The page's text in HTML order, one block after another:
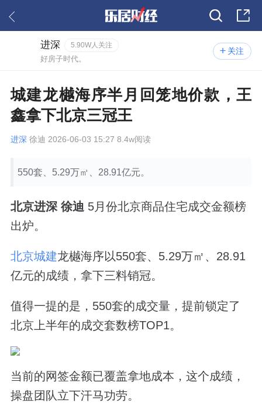
关注
进深 5.90W人关注
好房子时代。
城建龙樾海序半月回笼地价款，王
鑫拿下北京三冠王
进深 徐迪 2026-06-03 15:27 8.4w阅读
550套、5.29万㎡、28.91亿元。
北京进深 徐迪 5月份北京商品住宅成交金额榜
出炉。
北京城建龙樾海序以550套、5.29万㎡、28.91
亿元的成绩，拿下三料销冠。
值得一提的是，550套的成交量，提前锁定了
北京上半年的成交套数榜TOP1。
当前的网签金额已覆盖拿地成本，这个成绩，
操盘团队立下汗马功劳。